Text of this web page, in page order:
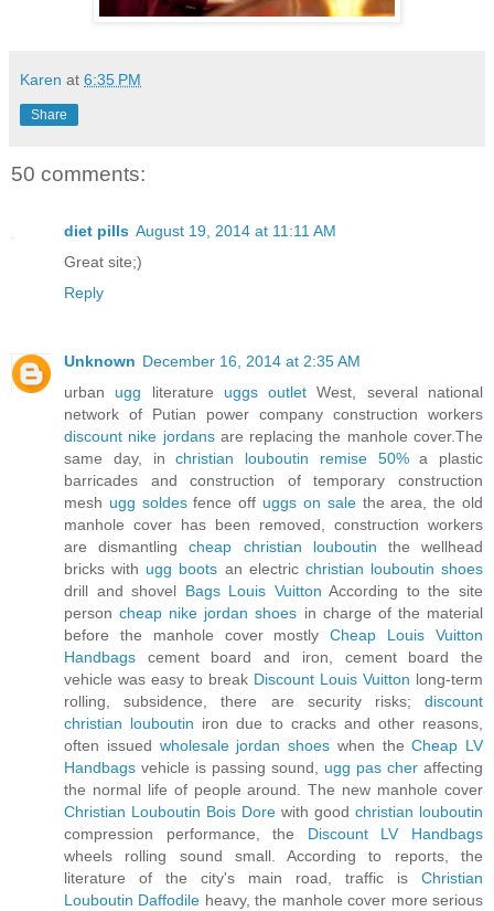
Karen at 6:35 PM
Share
50 comments:
diet pills August 19, 2014 at 11:11 AM
Great site;)
Reply
Unknown December 16, 2014 at 2:35 AM
urban ugg literature uggs outlet West, several national
network of Putian power company construction workers
discount nike jordansare replacing the manhole cover.The
same day, inchristian louboutin remise 50%a plastic
barricades and construction of temporary construction
mesh ugg soldesfence off uggs on salethe area, the old
manhole cover has been removed, construction workers
are dismantlingcheap christian louboutin the wellhead
bricks with ugg boots an electric christian louboutin shoes
drill and shovel Bags Louis Vuitton According to the site
personcheap nike jordan shoes in charge of the material
before the manhole cover mostlyCheap Louis Vuitton
Handbags cement board and iron, cement board the
vehicle was easy to break Discount Louis Vuitton long-term
rolling, subsidence, there are security risks; discount
christian louboutin iron due to cracks and other reasons,
often issued wholesale jordan shoes when theCheap LV
Handbags vehicle is passing sound, ugg pas cher affecting
the normal life of people around. The new manhole cover
Christian Louboutin Bois Dore with good christian louboutin
compression performance, the Discount LV Handbags
wheels rolling sound small. According to reports, the
literature of the city's main road, traffic is Christian
Louboutin Daffodile heavy, the manhole cover more serious